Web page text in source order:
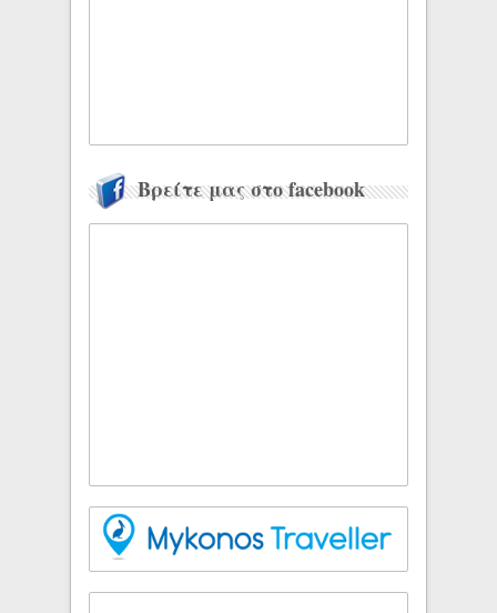
Βρείτε μας στο facebook